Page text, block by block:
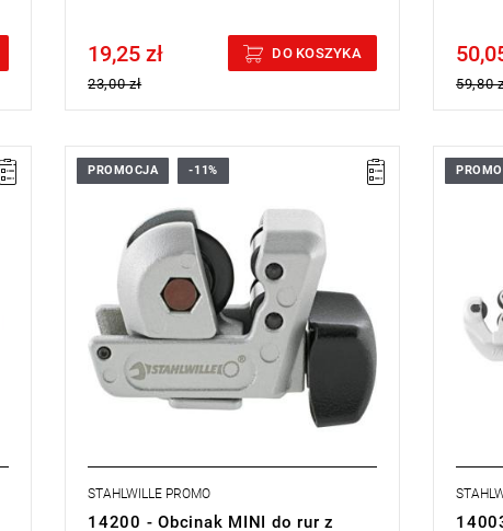
Price tax included
19,25 zł
23,00 zł
DO KOSZYKA Price
59,80
PROMOCJA -11%
STAHLWILLE PROMO
14200 - Obcinak MINI do rur z